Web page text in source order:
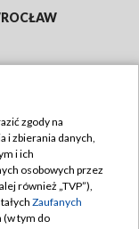
zgody na
i zbierania danych,
i ich
osobowych przez
również „TVP”),
Zaufanych
(w tym do